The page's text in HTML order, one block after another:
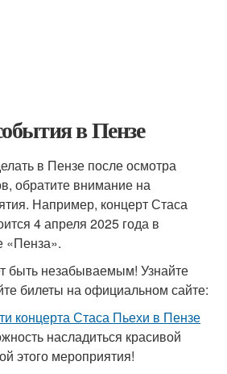
в Пензе
в Пензе после осмотра
обратите внимание на
Например, концерт Стаса
4 апреля 2025 года в
«Пенза».
быть незабываемым! Узнайте
билеты на официальном сайте:
концерта Стаса Пьехи в Пензе
насладиться красивой
этого мероприятия!